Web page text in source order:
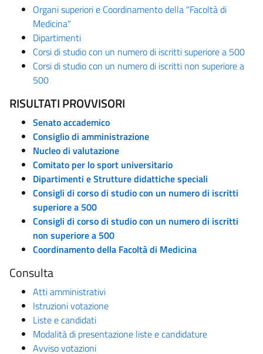
Organi superiori e Coordinamento della "Facoltà di
Medicina"
Dipartimenti
Corsi di studio con un numero di iscritti superiore a 500
Corsi di studio con un numero di iscritti non superiore a
500
RISULTATI PROVVISORI
Senato accademico
Consiglio di amministrazione
Nucleo di valutazione
Comitato per lo sport universitario
Dipartimenti e Strutture didattiche speciali
Consigli di corso di studio con un numero di iscritti
superiore a 500
Consigli di corso di studio con un numero di iscritti
non superiore a 500
Coordinamento della Facoltà di Medicina
Consulta
Atti amministrativi
Istruzioni votazione
Liste e candidati
Modalità di presentazione liste e candidature
Avviso votazioni